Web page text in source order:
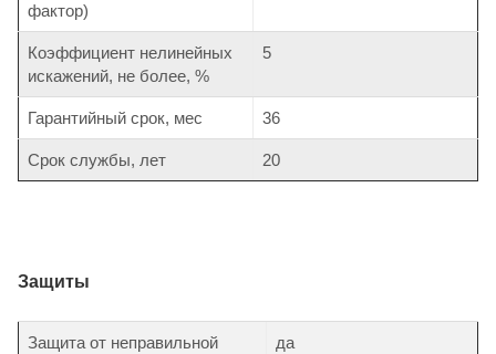
фактор)
Коэффициент нелинейных
искажений, не более, %
5
Гарантийный срок, мес 36
Срок службы, лет 20
Защиты
Защита от неправильной
да